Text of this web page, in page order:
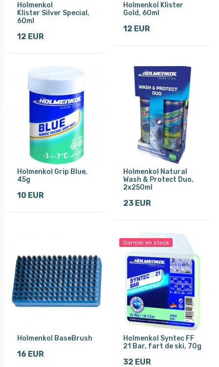
Holmenkol
Klister Silver Special,
60ml
12 EUR
Holmenkol Klister
Gold, 60ml
12 EUR
Holmenkol Grip Blue,
45g
10 EUR
Holmenkol Natural
Wash & Protect Duo,
2x250ml
23 EUR
Holmenkol BaseBrush
16 EUR
Dernier en stock
Holmenkol Syntec FF
21 Bar, fart de ski, 70g
32 EUR